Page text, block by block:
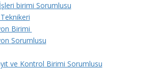
birimi Sorumlusu
Birimi
Sorumlusu
ve Kontrol Birimi Sorumlusu